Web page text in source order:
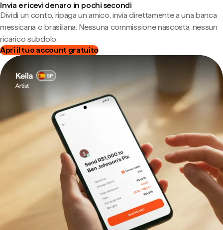
Invia e ricevi denaro in pochi secondi
Dividi un conto, ripaga un amico, invia direttamente a una banca
messicana o brasiliana. Nessuna commissione nascosta, nessun
ricarico subdolo.
Apri il tuo account gratuito